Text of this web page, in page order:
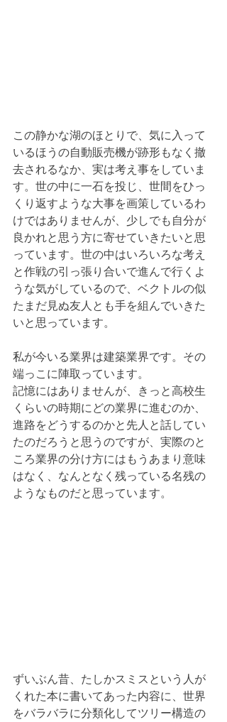
この静かな湖のほとりで、気に入って
いるほうの自動販売機が跡形もなく撤
去されるなか、実は考え事をしていま
す。世の中に一石を投じ、世間をひっ
くり返すような大事を画策しているわ
けではありませんが、少しでも自分が
良かれと思う方に寄せていきたいと思
っています。世の中はいろいろな考え
と作戦の引っ張り合いで進んで行くよ
うな気がしているので、ベクトルの似
たまだ見ぬ友人とも手を組んでいきた
いと思っています。
私が今いる業界は建築業界です。その
端っこに陣取っています。
記憶にはありませんが、きっと高校生
くらいの時期にどの業界に進むのか、
進路をどうするのかと先人と話してい
たのだろうと思うのですが、実際のと
ころ業界の分け方にはもうあまり意味
はなく、なんとなく残っている名残の
ようなものだと思っています。
ずいぶん昔、たしかスミスという人が
くれた本に書いてあった内容に、世界
をバラバラに分類化してツリー構造の